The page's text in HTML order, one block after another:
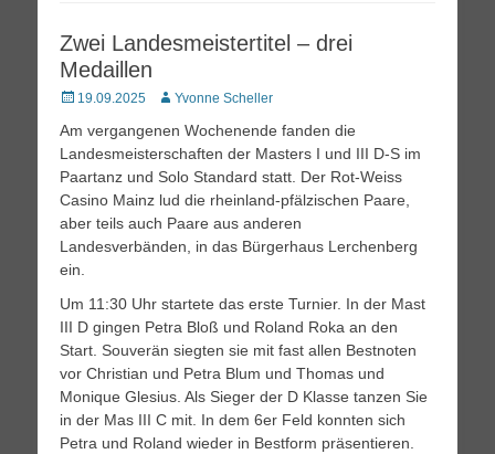
Zwei Landesmeistertitel – drei
Medaillen
Posted
19.09.2025 AutorYvonne Scheller
Am vergangenen Wochenende fanden die
Landesmeisterschaften der Masters I und III D-S im
Paartanz und Solo Standard statt. Der Rot-Weiss
Casino Mainz lud die rheinland-pfälzischen Paare,
aber teils auch Paare aus anderen
Landesverbänden, in das Bürgerhaus Lerchenberg
ein.
Um 11:30 Uhr startete das erste Turnier. In der Mast
III D gingen Petra Bloß und Roland Roka an den
Start. Souverän siegten sie mit fast allen Bestnoten
vor Christian und Petra Blum und Thomas und
Monique Glesius. Als Sieger der D Klasse tanzen Sie
in der Mas III C mit. In dem 6er Feld konnten sich
Petra und Roland wieder in Bestform präsentieren.